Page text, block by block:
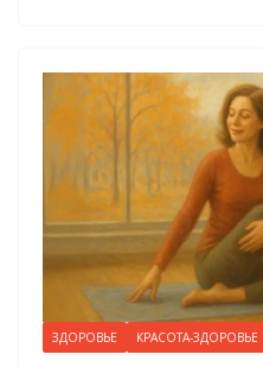
ЗДОРОВЬЕ КРАСОТА-ЗДОРОВЬЕ